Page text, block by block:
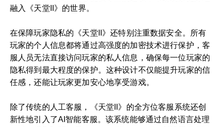
融入《天堂II》的世界。
在保障玩家隐私的《天堂II》还特别注重数据安全。所有
玩家的个人信息都将通过高强度的加密技术进行保护，客
服人员无法直接访问玩家的私人信息，确保每一位玩家的
隐私得到最大程度的保护。这种设计不仅能提升玩家的信
任感，还能让玩家更加安心地享受游戏。
除了传统的人工客服，《天堂II》的全方位客服系统还创
新性地引入了AI智能客服。该系统能够通过自然语言处理